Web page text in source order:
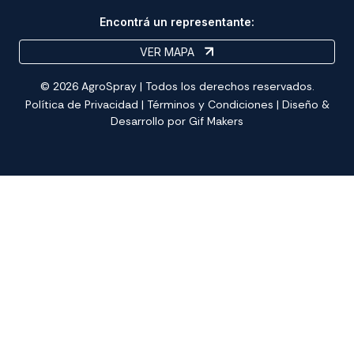
Encontrá un representante:
VER MAPA
© 2026 AgroSpray | Todos los derechos reservados.
Política de Privacidad | Términos y Condiciones | Diseño &
Desarrollo por Gif Makers